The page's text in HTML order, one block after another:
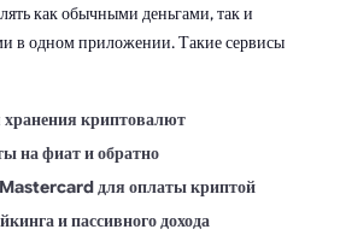
как обычными деньгами, так и
в одном приложении. Такие сервисы
криптовалют
на фиат и обратно
для оплаты криптой
и пассивного дохода